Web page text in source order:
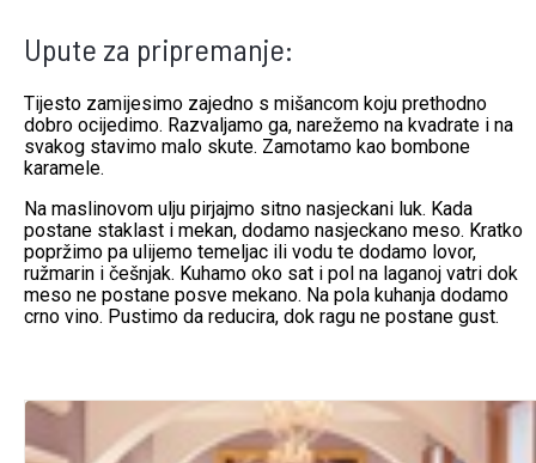
Upute za pripremanje:
Tijesto zamijesimo zajedno s mišancom koju prethodno
dobro ocijedimo. Razvaljamo ga, narežemo na kvadrate i na
svakog stavimo malo skute. Zamotamo kao bombone
karamele.
Na maslinovom ulju pirjajmo sitno nasjeckani luk. Kada
postane staklast i mekan, dodamo nasjeckano meso. Kratko
popržimo pa ulijemo temeljac ili vodu te dodamo lovor,
ružmarin i češnjak. Kuhamo oko sat i pol na laganoj vatri dok
meso ne postane posve mekano. Na pola kuhanja dodamo
crno vino. Pustimo da reducira, dok ragu ne postane gust.